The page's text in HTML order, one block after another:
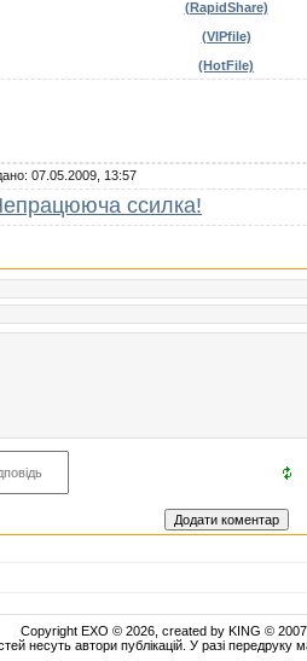
(RapidShare)
(VIPfile)
(HotFile)
07.05.2009, 13:57
ссилка!
Copyright EXO © 2026, created by KING © 2007
несуть автори публікацій. У разі